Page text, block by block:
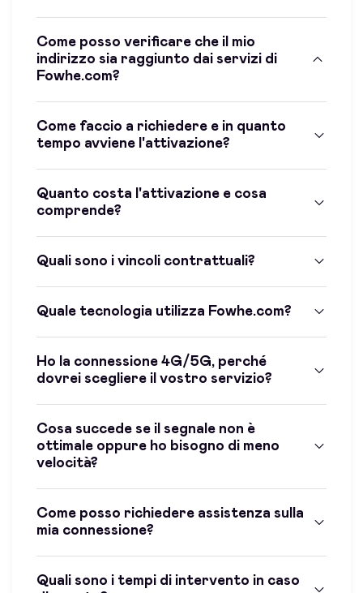
Come posso verificare che il mio
indirizzo sia raggiunto dai servizi di
Fowhe.com?
Come faccio a richiedere e in quanto
tempo avviene l'attivazione?
Quanto costa l'attivazione e cosa
comprende?
Quali sono i vincoli contrattuali?
Quale tecnologia utilizza Fowhe.com?
Ho la connessione 4G/5G, perché
dovrei scegliere il vostro servizio?
Cosa succede se il segnale non è
ottimale oppure ho bisogno di meno
velocità?
Come posso richiedere assistenza sulla
mia connessione?
Quali sono i tempi di intervento in caso